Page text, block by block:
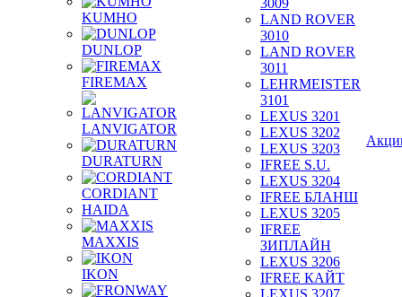
KUMHO
DUNLOP
FIREMAX
LANVIGATOR
DURATURN
CORDIANT
HAIDA
MAXXIS
IKON
3009
LAND ROVER
3010
LAND ROVER
3011
LEHRMEISTER
3101
LEXUS 3201
LEXUS 3202
LEXUS 3203
IFREE S.U.
LEXUS 3204
IFREE БЛАНШ
LEXUS 3205
IFREE
ЗИПЛАЙН
LEXUS 3206
IFREE КАЙТ
LEXUS 3207